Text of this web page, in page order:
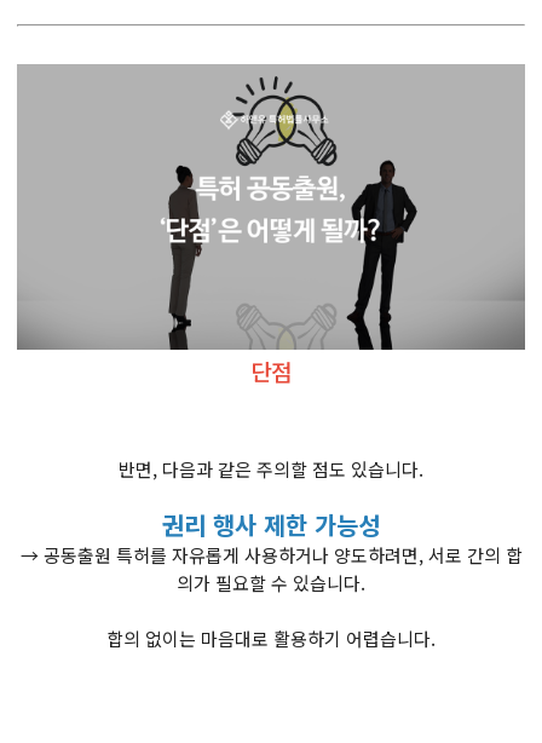
단점
반면, 다음과 같은 주의할 점도 있습니다.
권리 행사 제한 가능성
→ 공동출원 특허를 자유롭게 사용하거나 양도하려면, 서로 간의 합
의가 필요할 수 있습니다.
합의 없이는 마음대로 활용하기 어렵습니다.